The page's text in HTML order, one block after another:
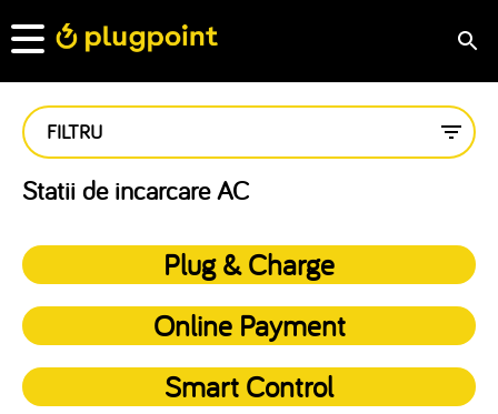
FILTRU
Statii de incarcare AC
Plug & Charge
Online Payment
Smart Control